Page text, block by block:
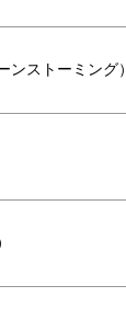
ストーミング）